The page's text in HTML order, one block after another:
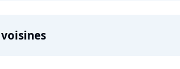
voisines